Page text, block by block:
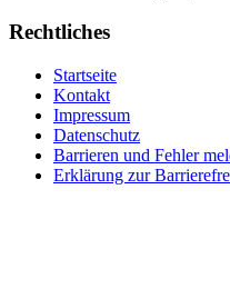
Rechtliches
Startseite
Kontakt
Impressum
Datenschutz
Barrieren und Fehler
Erklärung zur